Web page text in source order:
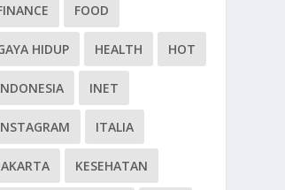
FOOD
HIDUP HEALTH HOT
INET
ITALIA
KESEHATAN